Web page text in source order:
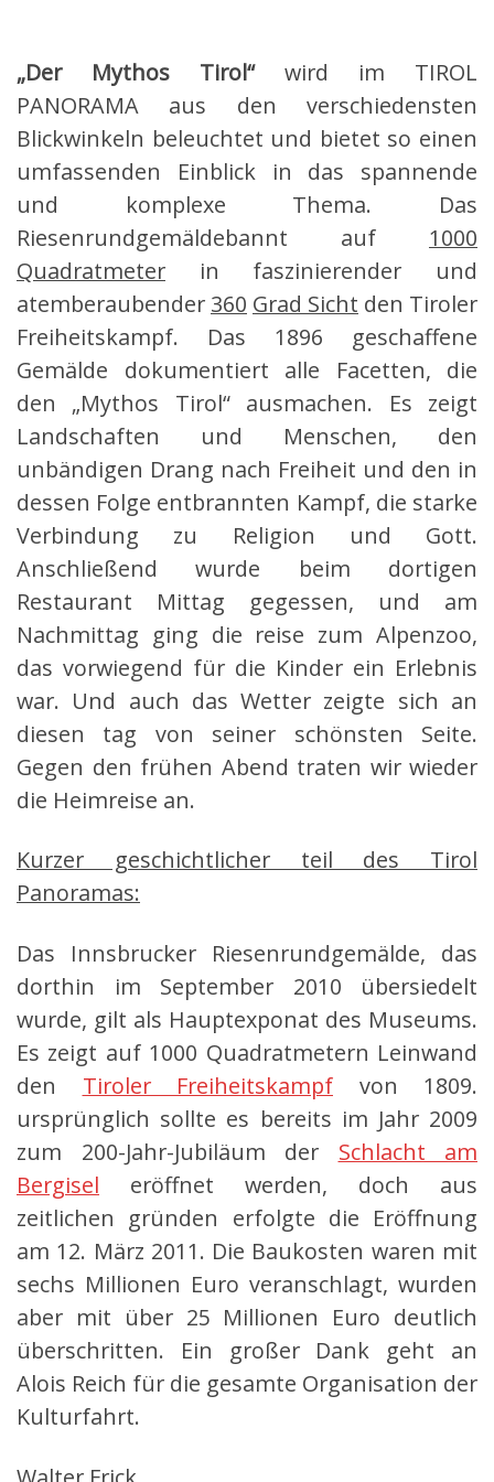
„Der Mythos Tirol“wird im TIROL
PANORAMA aus den verschiedensten
Blickwinkeln beleuchtet und bietet so einen
umfassenden Einblick in das spannende
und komplexe Thema. Das
Riesenrundgemäldebannt auf 1000
Quadratmeter in faszinierender und
atemberaubender 360 Grad Sicht den Tiroler
Freiheitskampf. Das 1896 geschaffene
Gemälde dokumentiert alle Facetten, die
den „Mythos Tirol“ ausmachen. Es zeigt
Landschaften und Menschen, den
unbändigen Drang nach Freiheit und den in
dessen Folge entbrannten Kampf, die starke
Verbindung zu Religion und Gott.
Anschließend wurde beim dortigen
Restaurant Mittag gegessen, und am
Nachmittag ging die reise zum Alpenzoo,
das vorwiegend für die Kinder ein Erlebnis
war. Und auch das Wetter zeigte sich an
diesen tag von seiner schönsten Seite.
Gegen den frühen Abend traten wir wieder
die Heimreise an.
Kurzer geschichtlicher teil des Tirol
Panoramas:
Das Innsbrucker Riesenrundgemälde, das
dorthin im September 2010 übersiedelt
wurde, gilt als Hauptexponat des Museums.
Es zeigt auf 1000 Quadratmetern Leinwand
den Tiroler Freiheitskampf von 1809.
ursprünglich sollte es bereits im Jahr 2009
zum 200-Jahr-Jubiläum der Schlacht am
Bergisel eröffnet werden, doch aus
zeitlichen gründen erfolgte die Eröffnung
am 12. März 2011. Die Baukosten waren mit
sechs Millionen Euro veranschlagt, wurden
aber mit über 25 Millionen Euro deutlich
überschritten. Ein großer Dank geht an
Alois Reich für die gesamte Organisation der
Kulturfahrt.